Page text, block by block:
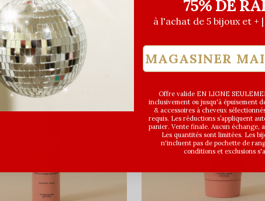
75% DE
à l'achat de 5 bijoux et +
MAGASINER
Offre valide EN LIGNE
inclusivement ou jusqu'à épuisement
& accessoires à cheveux
requis. Les réductions s’appliquent
panier. Vente finale. Aucun échange,
Les quantités sont limitées. Les
n'incluent pas de pochette de
conditions et exclusions